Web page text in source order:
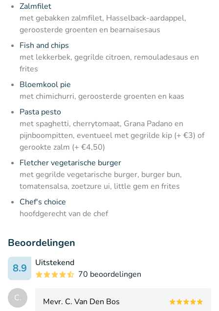
Zalmfilet
met gebakken zalmfilet, Hasselback-aardappel,
geroosterde groenten en bearnaisesaus
Fish and chips
met lekkerbek, gegrilde citroen, remouladesaus en
frites
Bloemkool pie
met chimichurri, geroosterde groenten en kaas
Pasta pesto
met spaghetti, cherrytomaat, Grana Padano en
pijnboompitten, eventueel met gegrilde kip (+ €3) of
gerookte zalm (+ €4,50)
Fletcher vegetarische burger
met gegrilde vegetarische burger, burger bun,
tomatensalsa, zoetzure ui, little gem en frites
Chef's choice
hoofdgerecht van de chef
Beoordelingen
8.9
Uitstekend
70 beoordelingen
C.
Mevr. C. Van Den Bos